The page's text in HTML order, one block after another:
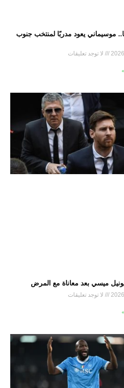
عامًا.. موسيماني يعود مدربًا لمنتخب جنوب
لا توجد تعليقات
ميسي بعد معاناة مع المرض
لا توجد تعليقات